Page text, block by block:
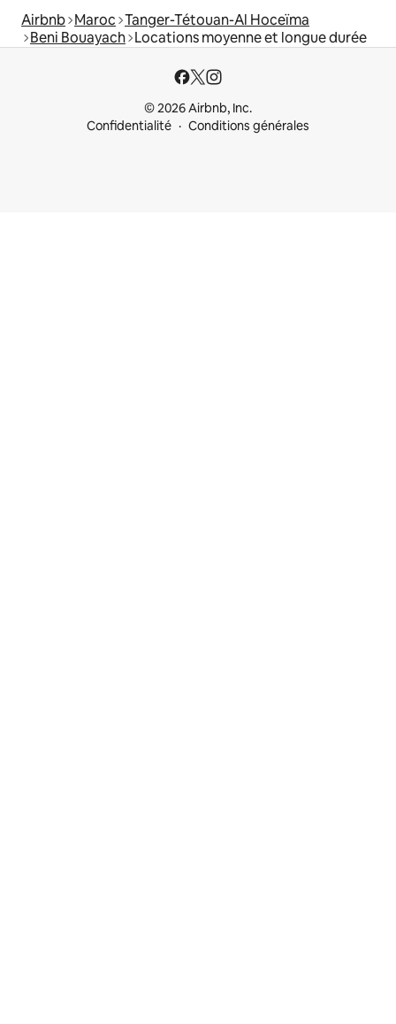
Airbnb Maroc Tanger-Tétouan-Al Hoceïma
Beni Bouayach Locations moyenne et longue durée
© 2026 Airbnb, Inc.
Confidentialité
Conditions générales